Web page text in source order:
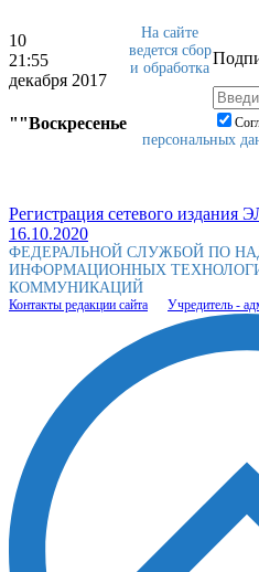
10
21:55
декабря 2017
""Воскресенье
На сайте
ведется сбор
и обработка
персональных
Регистрация сетевого
16.10.2020
ФЕДЕРАЛЬНОЙ СЛУЖБОЙ ПО
ИНФОРМАЦИОННЫХ
КОММУНИКАЦИЙ
Контакты редакции сайта Учредитель -